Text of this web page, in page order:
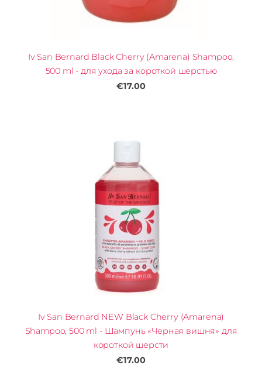
Iv San Bernard Black Cherry (Amarena) Shampoo,
500 ml - для ухода за короткой шерстью
€17.00
Iv San Bernard NEW Black Cherry (Amarena)
Shampoo, 500 ml - Шампунь «Черная вишня» для
короткой шерсти
€17.00